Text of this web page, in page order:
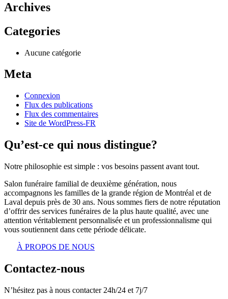
Archives
Categories
Aucune catégorie
Meta
Connexion
Flux des publications
Flux des commentaires
Site de WordPress-FR
Qu’est-ce qui nous distingue?
Notre philosophie est simple : vos besoins passent avant tout.
Salon funéraire familial de deuxième génération, nous
accompagnons les familles de la grande région de Montréal et de
Laval depuis près de 30 ans. Nous sommes fiers de notre réputation
d’offrir des services funéraires de la plus haute qualité, avec une
attention véritablement personnalisée et un professionnalisme qui
vous soutiennent dans cette période délicate.
À PROPOS DE NOUS
Contactez-nous
N’hésitez pas à nous contacter 24h/24 et 7j/7